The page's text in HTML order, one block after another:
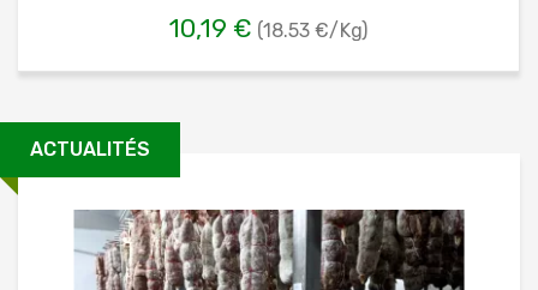
10,19 € (18.53 €/Kg)
ACTUALITÉS